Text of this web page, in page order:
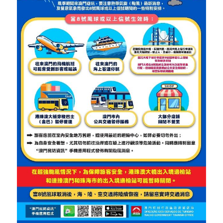
para visitar Macau durante a época de tufões”